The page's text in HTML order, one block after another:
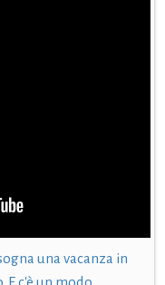
una vacanza in
E c'è un modo